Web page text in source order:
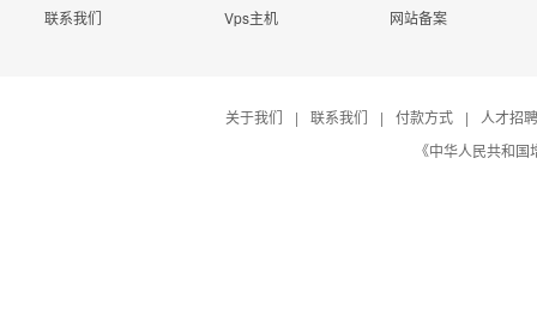
联系我们
Vps主机
网站备案
关于我们 | 联系我们 | 付款方式 |
人才招聘
《中华人民共和